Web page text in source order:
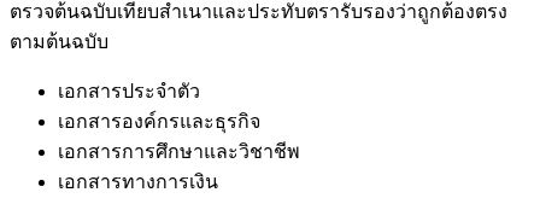
ตรวจต้นฉบับเทียบสำเนาและประทับตรารับรองว่าถูกต้องตรง
ตามต้นฉบับ
เอกสารประจำตัว
เอกสารองค์กรและธุรกิจ
เอกสารการศึกษาและวิชาชีพ
เอกสารทางการเงิน